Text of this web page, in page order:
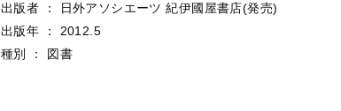
出版者
： 日外アソシエーツ 紀伊國屋書店(発売)
出版年
：
2012.5
種別
： 図書